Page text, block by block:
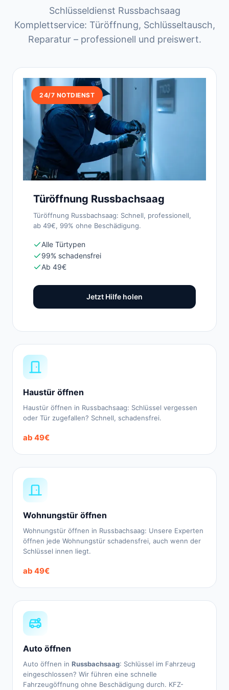
Schlüsseldienst Russbachsaag
Komplettservice: Türöffnung, Schlüsseltausch,
Reparatur – professionell und preiswert.
24/7 NOTDIENST
Türöffnung Russbachsaag
Türöffnung Russbachsaag: Schnell, professionell,
ab 49€, 99% ohne Beschädigung.
Alle Türtypen
99% schadensfrei
Ab 49€
Jetzt Hilfe holen
Haustür öffnen
Haustür öffnen in Russbachsaag: Schlüssel vergessen
oder Tür zugefallen? Schnell, schadensfrei.
ab 49€
Wohnungstür öffnen
Wohnungstür öffnen in Russbachsaag: Unsere Experten
öffnen jede Wohnungstür schadensfrei, auch wenn der
Schlüssel innen liegt.
ab 49€
Auto öffnen
Auto öffnen in Russbachsaag: Schlüssel im Fahrzeug
eingeschlossen? Wir führen eine schnelle
Fahrzeugöffnung ohne Beschädigung durch. KFZ-